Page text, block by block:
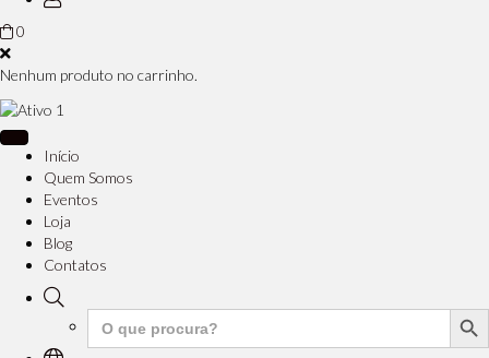
0
Nenhum produto no carrinho.
Início
Quem Somos
Eventos
Loja
Blog
Contatos
Search
for:
Search